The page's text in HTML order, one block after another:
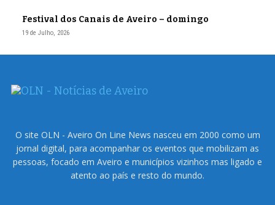
Festival dos Canais de Aveiro – domingo
19 de Julho, 2026
O site OLN - Aveiro On Line News nasceu em 2000 como um
jornal digital, para acompanhar os eventos que mobilizam as
pessoas, focado em Aveiro e municípios vizinhos mas ligado e
atento ao país e resto do mundo.